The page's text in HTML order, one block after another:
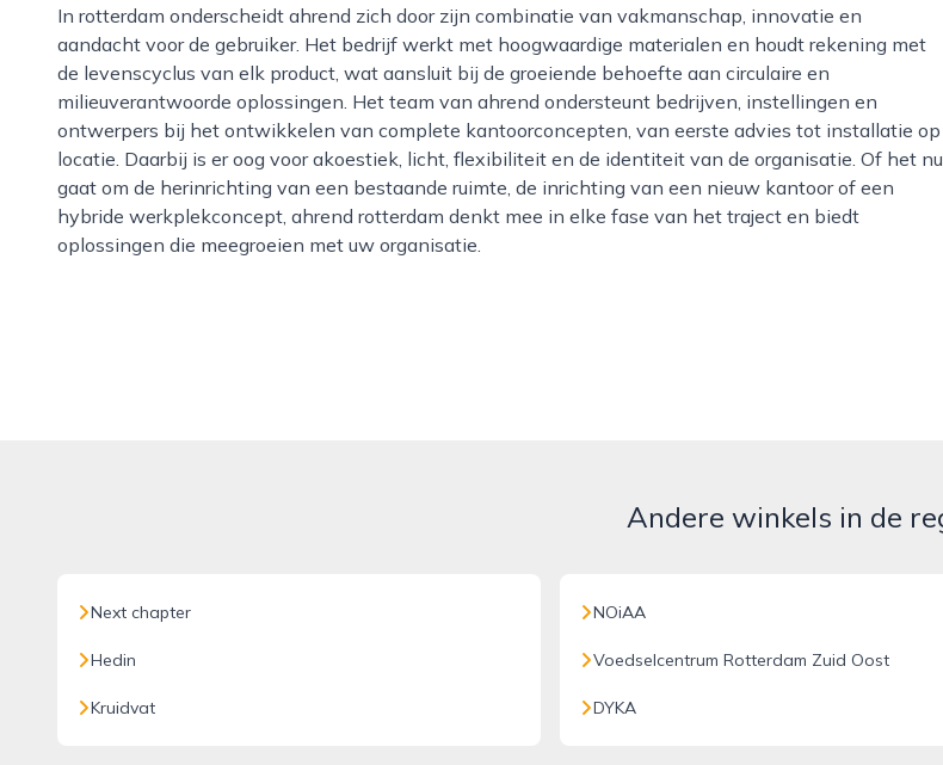
In rotterdam onderscheidt ahrend zich door zijn combinatie van vakmanschap, innovatie en
aandacht voor de gebruiker. Het bedrijf werkt met hoogwaardige materialen en houdt rekening met
de levenscyclus van elk product, wat aansluit bij de groeiende behoefte aan circulaire en
milieuverantwoorde oplossingen. Het team van ahrend ondersteunt bedrijven, instellingen en
ontwerpers bij het ontwikkelen van complete kantoorconcepten, van eerste advies tot installatie op
locatie. Daarbij is er oog voor akoestiek, licht, flexibiliteit en de identiteit van de organisatie. Of het nu
gaat om de herinrichting van een bestaande ruimte, de inrichting van een nieuw kantoor of een
hybride werkplekconcept, ahrend rotterdam denkt mee in elke fase van het traject en biedt
oplossingen die meegroeien met uw organisatie.
Andere winkels in de
Next chapter
Hedin
Kruidvat
NOiAA
Voedselcentrum Rotterdam Zuid Oost
DYKA